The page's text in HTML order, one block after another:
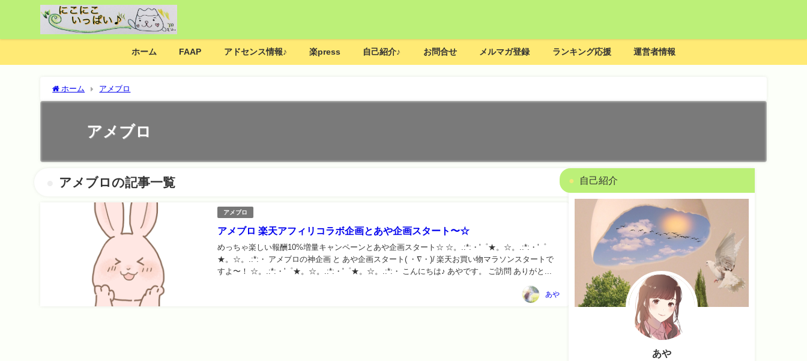
ホーム FAAP アドセンス情報♪ 楽press 自己紹介♪ お問合せ メルマガ登録 ランキング応援 運営者情報
ホーム アメブロ
アメブロ
アメブロの記事一覧
アメブロ
アメブロ 楽天アフィリコラボ企画とあや企画スタート〜☆
めっちゃ楽しい報酬10%増量キャンペーンとあや企画スタート☆ ☆。.:*:・'゜★。☆。.:*:・'゜
★。☆。.:*:・ アメブロの神企画 と あや企画スタート( ・∇・)/ 楽天お買い物マラソンスタートで
すよ〜！ ☆。.:*:・'゜★。☆。.:*:・'゜★。☆。.:*:・ こんにちは♪ あやです。 ご訪問 ありがと...
あや
自己紹介
あや